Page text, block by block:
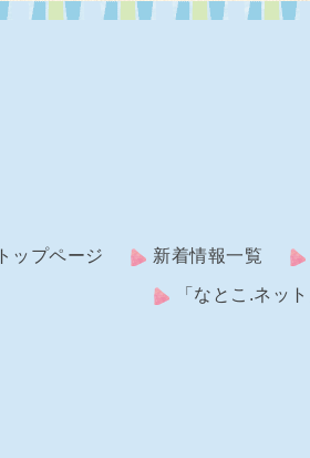
トップページ 新着情報一覧
「なとこ.ネッ